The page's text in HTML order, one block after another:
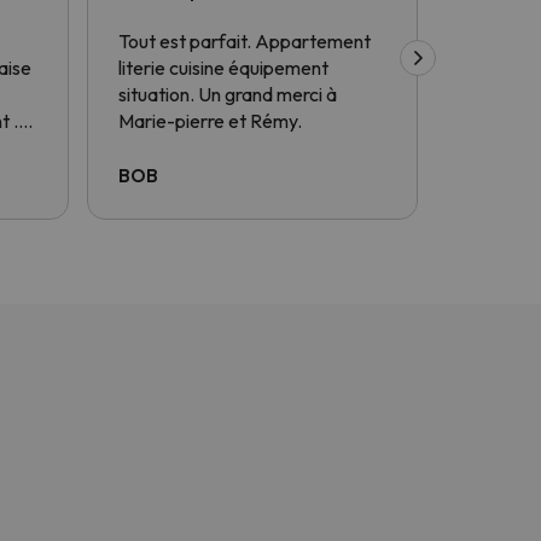
.
Tout est parfait. Appartement
literie cuisine équipement
situation. Un grand merci à
Marie-pierre et Rémy.
BOB